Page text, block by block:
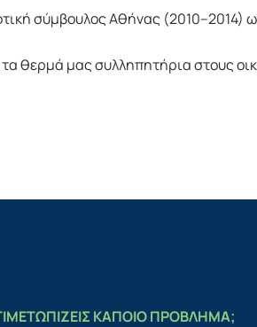
σύμβουλος Αθήνας (2010–2014)
θερμά μας συλληπητήρια στους
ΚΑΠΟΙΟ ΠΡΟΒΛΗΜΑ;